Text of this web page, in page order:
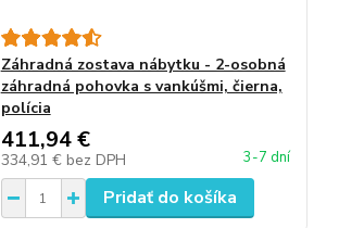
Záhradná zostava nábytku - 2-osobná
záhradná pohovka s vankúšmi, čierna,
polícia
411,94 €
334,91 € bez DPH 3-7 dní
Pridať do košíka